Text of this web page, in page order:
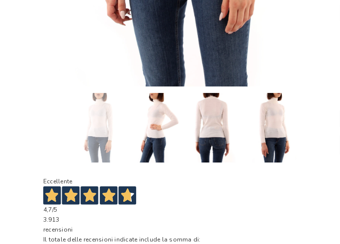
Eccellente
4,7/5
3.913
recensioni
Il totale delle recensioni indicate include la somma di: